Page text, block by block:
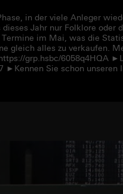
in der viele Anleger
Jahr nur Folklore oder
im Mai, was die
gleich alles zu verkaufen.
grp.hsbc/6058q4HQA
►Kennen Sie schon unseren